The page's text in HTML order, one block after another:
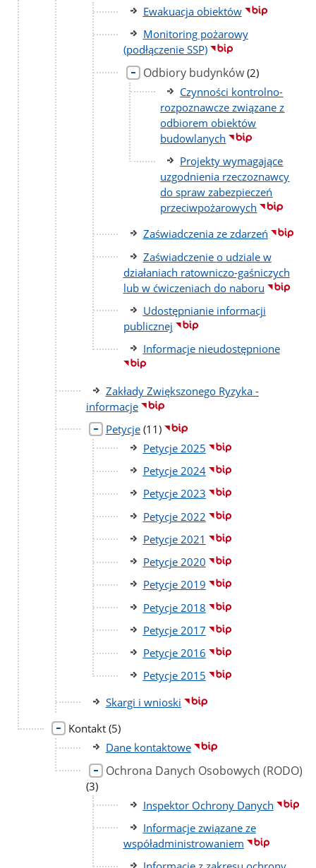
Ewakuacja obiektów
Monitoring pożarowy
(podłączenie SSP)
Odbiory budynków liczba
podstron
(2)
Czynności kontrolno-
rozpoznawcze związane z
odbiorem obiektów
budowlanych
Projekty wymagające
uzgodnienia rzeczoznawcy
do spraw zabezpieczeń
przeciwpożarowych
Zaświadczenia ze zdarzeń
Zaświadczenie o udziale w
działaniach ratowniczo-gaśniczych
lub w ćwiczeniach do naboru
Udostępnianie informacji
publicznej
Informacje nieudostępnione
Zakłady Zwiększonego Ryzyka -
informacje
Petycje liczba
podstron
(11)
Petycje 2025
Petycje 2024
Petycje 2023
Petycje 2022
Petycje 2021
Petycje 2020
Petycje 2019
Petycje 2018
Petycje 2017
Petycje 2016
Petycje 2015
Skargi i wnioski
Kontakt liczba
podstron
(5)
Dane kontaktowe
Ochrona Danych Osobowych (RODO)
liczba
podstron
(3)
Inspektor Ochrony Danych
Informacje związane ze
współadministrowaniem